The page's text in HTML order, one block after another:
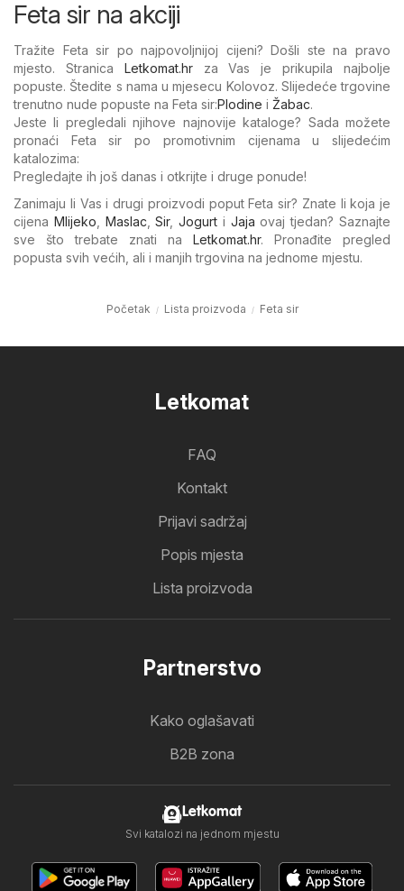
Feta sir na akciji
Tražite Feta sir po najpovoljnijoj cijeni? Došli ste na pravo
mjesto. Stranica Letkomat.hrza Vas je prikupila najbolje
popuste. Štedite s nama u mjesecu Kolovoz. Slijedeće trgovine
trenutno nude popuste na Feta sir:Plodine i Žabac.
Jeste li pregledali njihove najnovije kataloge? Sada možete
pronaći Feta sir po promotivnim cijenama u slijedećim
katalozima:
Pregledajte ih još danas i otkrijte i druge ponude!
Zanimaju li Vas i drugi proizvodi poput Feta sir? Znate li koja je
cijena Mlijeko Maslac ,Sir,Jogurt i Jaja ovaj tjedan? Saznajte
sve što trebate znati na Letkomat.hr. Pronađite pregled
popusta svih većih, ali i manjih trgovina na jednome mjestu.
Početak Lista proizvoda Feta sir
Letkomat
FAQ
Kontakt
Prijavi sadržaj
Popis mjesta
Lista proizvoda
Partnerstvo
Kako oglašavati
B2B zona
Letkomat
Svi katalozi na jednom mjestu